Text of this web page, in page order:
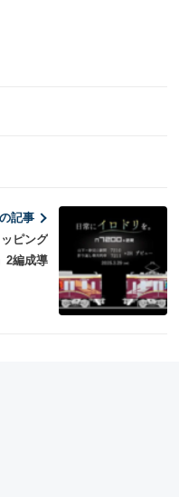
記事
ピング
2編成導